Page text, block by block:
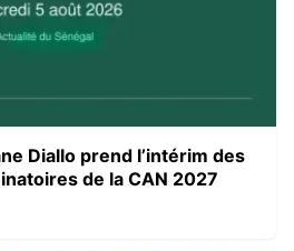
Diallo prend l’intérim des
de la CAN 2027